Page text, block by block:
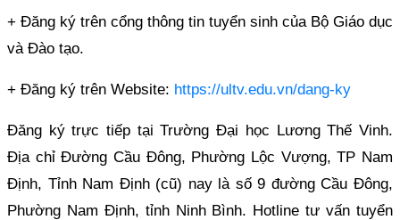
+ Đăng ký trên cổng thông tin tuyển sinh của Bộ Giáo dục
và Đào tạo.
+ Đăng ký trên Website: https://ultv.edu.vn/dang-ky
Đăng ký trực tiếp tại Trường Đại học Lương Thế Vinh.
Địa chỉ Đường Cầu Đông, Phường Lộc Vượng, TP Nam
Định, Tỉnh Nam Định (cũ) nay là số 9 đường Cầu Đông,
Phường Nam Định, tỉnh Ninh Bình. Hotline tư vấn tuyển